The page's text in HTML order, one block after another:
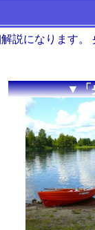
解説になります
▼「